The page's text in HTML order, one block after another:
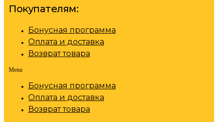
Покупателям:
Бонусная программа
Оплата и доставка
Возврат товара
Menu
Бонусная программа
Оплата и доставка
Возврат товара